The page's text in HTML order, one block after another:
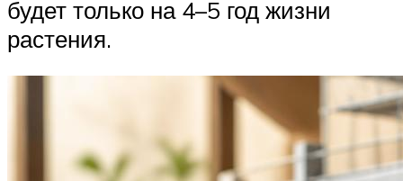
будет только на 4–5 год жизни
растения.